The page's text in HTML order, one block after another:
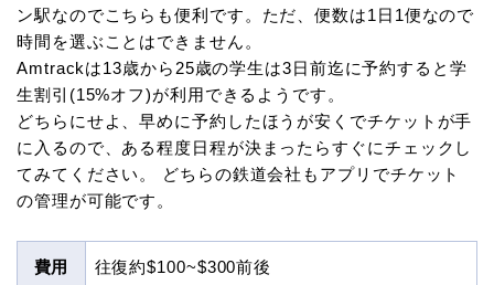
ン駅なのでこちらも便利です。ただ、便数は1日1便なので
時間を選ぶことはできません。
Amtrackは13歳から25歳の学生は3日前迄に予約すると学
生割引(15%オフ)が利用できるようです。
どちらにせよ、早めに予約したほうが安くでチケットが手
に入るので、ある程度日程が決まったらすぐにチェックし
てみてください。 どちらの鉄道会社もアプリでチケット
の管理が可能です。
費用 往復約$100~$300前後